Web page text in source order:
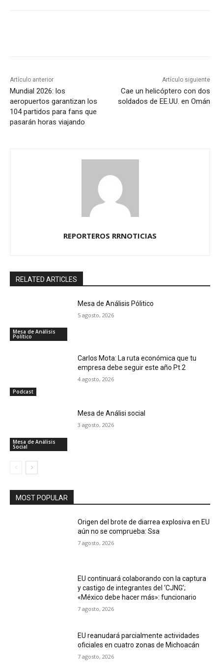
Artículo anterior
Mundial 2026: los
aeropuertos garantizan los
104 partidos para fans que
pasarán horas viajando
Artículo siguiente
Cae un helicóptero con dos
soldados de EE.UU. en Omán
REPORTEROS RRNOTICIAS
RELATED ARTICLES
Mesa de Análisis
Político
Mesa de Análisis Pólitico
5 agosto, 2026
Podcast
Carlos Mota: La ruta económica que tu
empresa debe seguir este año Pt.2
4 agosto, 2026
Mesa de Análisis
Social
Mesa de Análisi social
3 agosto, 2026
MOST POPULAR
Origen del brote de diarrea explosiva en EU
aún no se comprueba: Ssa
7 agosto, 2026
EU continuará colaborando con la captura
y castigo de integrantes del ‘CJNG’;
«México debe hacer más»: funcionario
7 agosto, 2026
EU reanudará parcialmente actividades
oficiales en cuatro zonas de Michoacán
7 agosto, 2026